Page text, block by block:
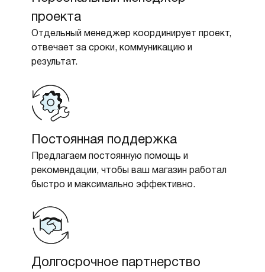
проекта
Отдельный менеджер координирует проект,
отвечает за сроки, коммуникацию и
результат.
Постоянная поддержка
Предлагаем постоянную помощь и
рекомендации, чтобы ваш магазин работал
быстро и максимально эффективно.
Долгосрочное партнерство